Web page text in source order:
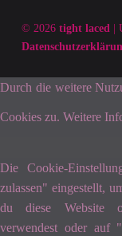
© 2026 tight laced |
Durch die weitere
Cookies zu. Weitere
Die Cookie-
zulassen" eingestellt,
du diese Website
verwendest oder auf